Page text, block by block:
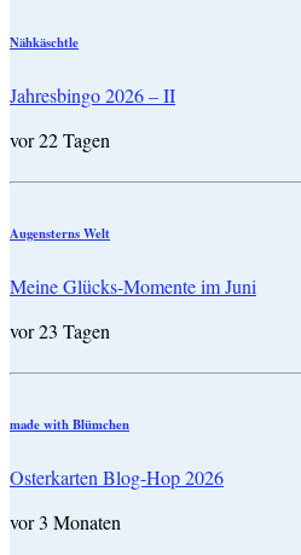
Nähkäschtle
Jahresbingo 2026 – II
vor 22 Tagen
Augensterns Welt
Meine Glücks-Momente im Juni
vor 23 Tagen
made with Blümchen
Osterkarten Blog-Hop 2026
vor 3 Monaten